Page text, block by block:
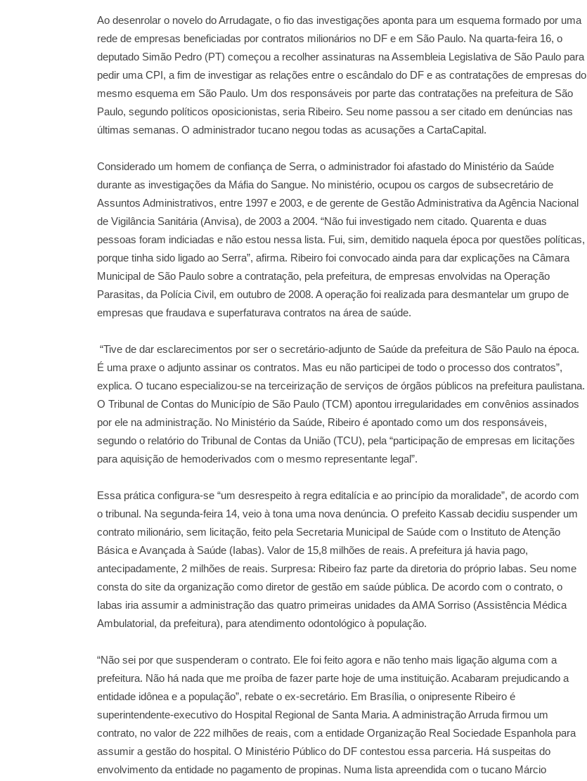
Ao desenrolar o novelo do Arrudagate, o fio das investigações aponta para um esquema formado por uma
rede de empresas beneficiadas por contratos milionários no DF e em São Paulo. Na quarta-feira 16, o
deputado Simão Pedro (PT) começou a recolher assinaturas na Assembleia Legislativa de São Paulo para
pedir uma CPI, a fim de investigar as relações entre o escândalo do DF e as contratações de empresas do
mesmo esquema em São Paulo. Um dos responsáveis por parte das contratações na prefeitura de São
Paulo, segundo políticos oposicionistas, seria Ribeiro. Seu nome passou a ser citado em denúncias nas
últimas semanas. O administrador tucano negou todas as acusações a CartaCapital.
Considerado um homem de confiança de Serra, o administrador foi afastado do Ministério da Saúde
durante as investigações da Máfia do Sangue. No ministério, ocupou os cargos de subsecretário de
Assuntos Administrativos, entre 1997 e 2003, e de gerente de Gestão Administrativa da Agência Nacional
de Vigilância Sanitária (Anvisa), de 2003 a 2004. “Não fui investigado nem citado. Quarenta e duas
pessoas foram indiciadas e não estou nessa lista. Fui, sim, demitido naquela época por questões políticas,
porque tinha sido ligado ao Serra”, afirma. Ribeiro foi convocado ainda para dar explicações na Câmara
Municipal de São Paulo sobre a contratação, pela prefeitura, de empresas envolvidas na Operação
Parasitas, da Polícia Civil, em outubro de 2008. A operação foi realizada para desmantelar um grupo de
empresas que fraudava e superfaturava contratos na área de saúde.
“Tive de dar esclarecimentos por ser o secretário-adjunto de Saúde da prefeitura de São Paulo na época.
É uma praxe o adjunto assinar os contratos. Mas eu não participei de todo o processo dos contratos”,
explica. O tucano especializou-se na terceirização de serviços de órgãos públicos na prefeitura paulistana.
O Tribunal de Contas do Município de São Paulo (TCM) apontou irregularidades em convênios assinados
por ele na administração. No Ministério da Saúde, Ribeiro é apontado como um dos responsáveis,
segundo o relatório do Tribunal de Contas da União (TCU), pela “participação de empresas em licitações
para aquisição de hemoderivados com o mesmo representante legal”.
Essa prática configura-se “um desrespeito à regra editalícia e ao princípio da moralidade”, de acordo com
o tribunal. Na segunda-feira 14, veio à tona uma nova denúncia. O prefeito Kassab decidiu suspender um
contrato milionário, sem licitação, feito pela Secretaria Municipal de Saúde com o Instituto de Atenção
Básica e Avançada à Saúde (Iabas). Valor de 15,8 milhões de reais. A prefeitura já havia pago,
antecipadamente, 2 milhões de reais. Surpresa: Ribeiro faz parte da diretoria do próprio Iabas. Seu nome
consta do site da organização como diretor de gestão em saúde pública. De acordo com o contrato, o
Iabas iria assumir a administração das quatro primeiras unidades da AMA Sorriso (Assistência Médica
Ambulatorial, da prefeitura), para atendimento odontológico à população.
“Não sei por que suspenderam o contrato. Ele foi feito agora e não tenho mais ligação alguma com a
prefeitura. Não há nada que me proíba de fazer parte hoje de uma instituição. Acabaram prejudicando a
entidade idônea e a população”, rebate o ex-secretário. Em Brasília, o onipresente Ribeiro é
superintendente-executivo do Hospital Regional de Santa Maria. A administração Arruda firmou um
contrato, no valor de 222 milhões de reais, com a entidade Organização Real Sociedade Espanhola para
assumir a gestão do hospital. O Ministério Público do DF contestou essa parceria. Há suspeitas do
envolvimento da entidade no pagamento de propinas. Numa lista apreendida com o tucano Márcio